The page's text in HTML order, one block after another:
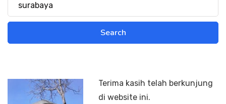
Terima kasih telah berkunjung
di website ini.